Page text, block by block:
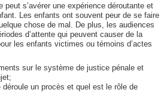
s’avérer une expérience déroutante et
Les enfants ont souvent peur de se faire
chose de mal. De plus, les audiences
d’attente qui peuvent causer de la
les enfants victimes ou témoins d’actes
sur le système de justice pénale et
un procès et quel est le rôle de